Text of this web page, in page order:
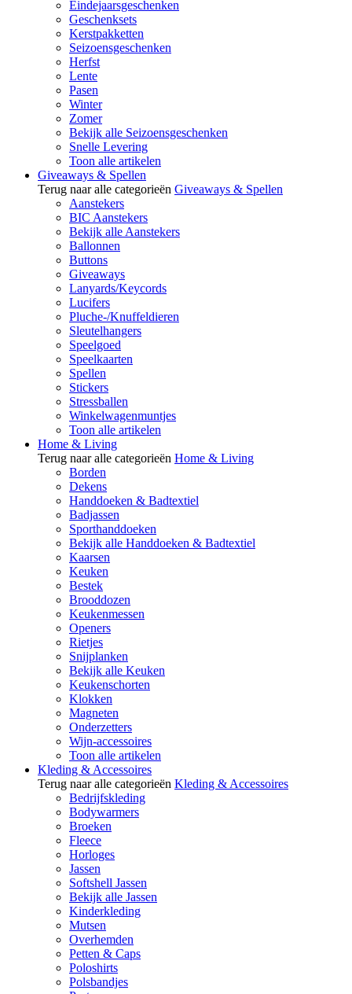
Eindejaarsgeschenken
Geschenksets
Kerstpakketten
Seizoensgeschenken
Herfst
Lente
Pasen
Winter
Zomer
Bekijk alle Seizoensgeschenken
Snelle Levering
Toon alle artikelen
Giveaways & Spellen
Terug naar alle categorieën Giveaways & Spellen
Aanstekers
BIC Aanstekers
Bekijk alle Aanstekers
Ballonnen
Buttons
Giveaways
Lanyards/Keycords
Lucifers
Pluche-/Knuffeldieren
Sleutelhangers
Speelgoed
Speelkaarten
Spellen
Stickers
Stressballen
Winkelwagenmuntjes
Toon alle artikelen
Home & Living
Terug naar alle categorieën Home & Living
Borden
Dekens
Handdoeken & Badtextiel
Badjassen
Sporthanddoeken
Bekijk alle Handdoeken & Badtextiel
Kaarsen
Keuken
Bestek
Brooddozen
Keukenmessen
Openers
Rietjes
Snijplanken
Bekijk alle Keuken
Keukenschorten
Klokken
Magneten
Onderzetters
Wijn-accessoires
Toon alle artikelen
Kleding & Accessoires
Terug naar alle categorieën Kleding & Accessoires
Bedrijfskleding
Bodywarmers
Broeken
Fleece
Horloges
Jassen
Softshell Jassen
Bekijk alle Jassen
Kinderkleding
Mutsen
Overhemden
Petten & Caps
Poloshirts
Polsbandjes